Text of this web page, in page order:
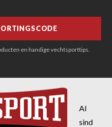
en handige vechtsporttips.
Al
sind